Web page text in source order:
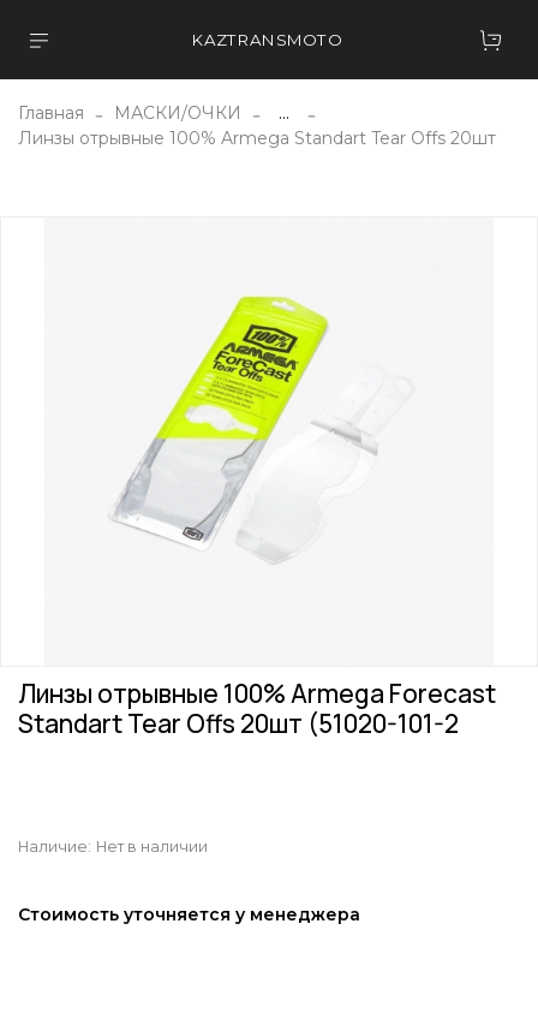
KAZTRANSMOTO
Главная МАСКИ/ОЧКИ
...
Линзы отрывные 100% Armega Standart Tear Offs 20шт
Наличие: Нет в наличии
Линзы отрывные 100% Armega Forecast
Standart Tear Offs 20шт (51020-101-2
Стоимость уточняется у менеджера